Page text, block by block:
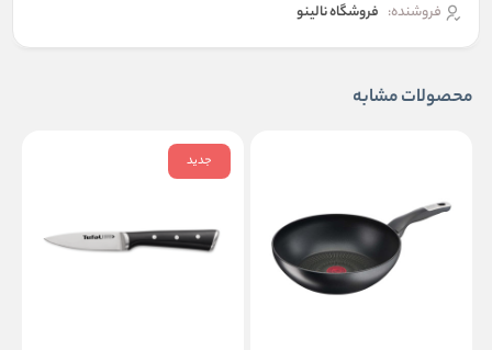
فروشنده: فروشگاه نالینو
محصولات مشابه
جدید